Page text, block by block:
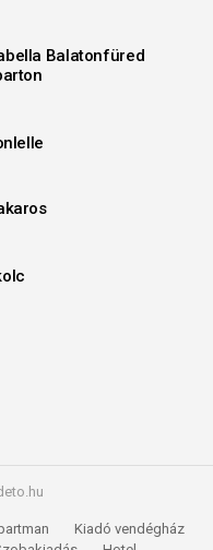
Balatonfüred
Kiadó vendégház